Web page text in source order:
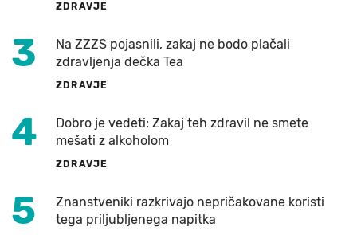
ZDRAVJE
3
Na ZZZS pojasnili, zakaj ne bodo plačali
zdravljenja dečka Tea
ZDRAVJE
4
Dobro je vedeti: Zakaj teh zdravil ne smete
mešati z alkoholom
ZDRAVJE
5
Znanstveniki razkrivajo nepričakovane koristi
tega priljubljenega napitka